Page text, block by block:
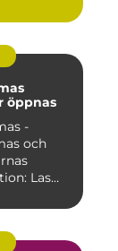
öppnas
-
och